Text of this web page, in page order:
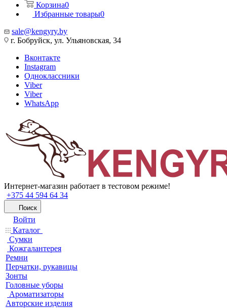
Корзина0
Избранные товары0
sale@kengyry.by
г. Бобруйск, ул. Ульяновская, 34
Вконтакте
Instagram
Одноклассники
Viber
Viber
WhatsApp
Интернет-магазин работает в тестовом режиме!
+375 44 594 64 34
Поиск
Войти
Каталог
Сумки
Кожгалантерея
Ремни
Перчатки, рукавицы
Зонты
Головные уборы
Ароматизаторы
Авторские изделия